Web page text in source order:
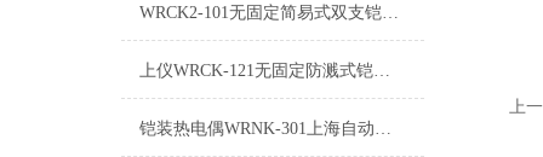
WRCK2-101无固定简易式双支铠装热电偶
上仪WRCK-121无固定防溅式铠装热电偶简介
铠装热电偶WRNK-301上海自动化仪表三厂
上